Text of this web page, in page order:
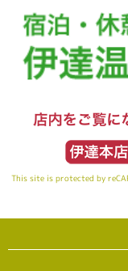
This site is protected by